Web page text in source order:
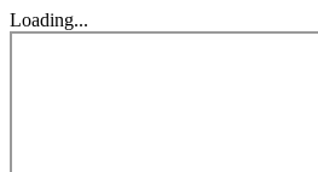
Loading...